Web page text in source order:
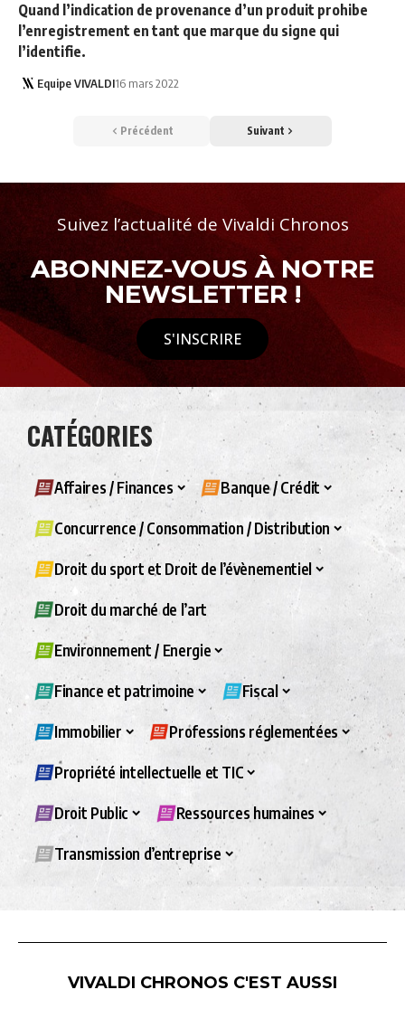
Quand l’indication de provenance d’un produit prohibe
l’enregistrement en tant que marque du signe qui
l’identifie.
Equipe VIVALDI16 mars 2022
Précédent Suivant
Suivez l’actualité de Vivaldi Chronos
ABONNEZ-VOUS À NOTRE
NEWSLETTER !
S'INSCRIRE
CATÉGORIES
Affaires / Finances Banque / Crédit
Concurrence / Consommation / Distribution
Droit du sport et Droit de l’évènementiel
Droit du marché de l’art
Environnement / Energie
Finance et patrimoine Fiscal
Immobilier Professions réglementées
Propriété intellectuelle et TIC
Droit Public Ressources humaines
Transmission d’entreprise
VIVALDI CHRONOS C'EST AUSSI